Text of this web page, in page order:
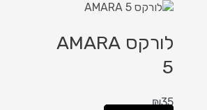
לורקס AMARA
5
₪35